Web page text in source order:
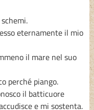
eternamente il mio
il mare nel suo
perché piango.
il batticuore
e mi sostenta.